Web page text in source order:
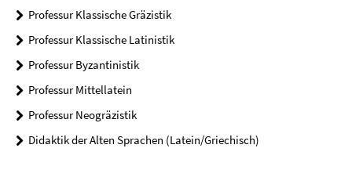
Professur Klassische Gräzistik
Professur Klassische Latinistik
Professur Byzantinistik
Professur Mittellatein
Professur Neogräzistik
Didaktik der Alten Sprachen (Latein/Griechisch)